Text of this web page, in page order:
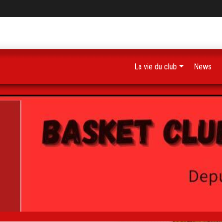
La vie du club News